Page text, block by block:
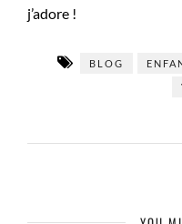
j’adore !
BLOG